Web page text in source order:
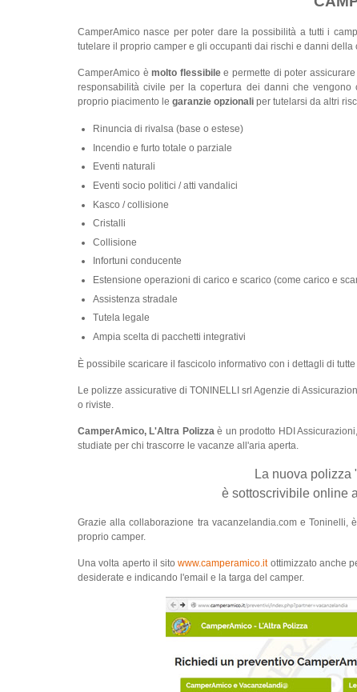
CamperAmico nasce per poter dare la possibilità a tutti i
tutelare il proprio camper e gli occupanti dai rischi e danni
CamperAmico èmolto flessibilee permette di poter
responsabilità civile per la copertura dei danni che
proprio piacimento le garanzie opzionali per tutelarsi da altri
Rinuncia di rivalsa (base o estese)
Incendio e furto totale o parziale
Eventi naturali
Eventi socio politici / atti vandalici
Kasco / collisione
Cristalli
Collisione
Infortuni conducente
Estensione operazioni di carico e scarico (come carico e
Assistenza stradale
Tutela legale
Ampia scelta di pacchetti integrativi
È possibile scaricare il fascicolo informativo con i dettagli di
Le polizze assicurative di TONINELLI srl Agenzie di
o riviste.
CamperAmico, L'Altra Polizzaè un prodotto HDI
studiate per chi trascorre le vacanze all'aria aperta.
La nuova polizza
è sottoscrivibile online
Grazie alla collaborazione tra vacanzelandia.com e
proprio camper.
Una volta aperto il sitowww.camperamico.itottimizzato anche
desiderate e indicando l'email e la targa del camper.